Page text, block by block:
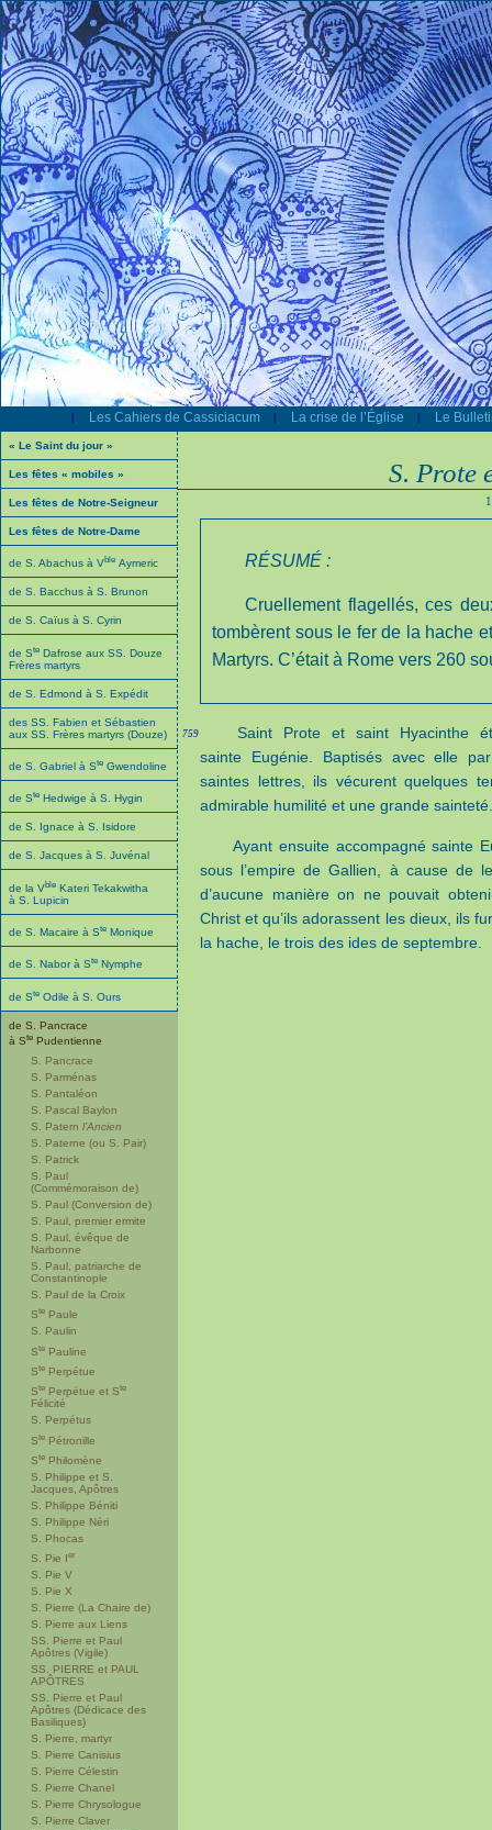
| Les Cahiers de Cassiciacum | La crise de l’Église | Le
« Le Saint du jour »
Les fêtes « mobiles »
Les fêtes de Notre-Seigneur
Les fêtes de Notre-Dame
de S. Abachus à Vble Aymeric
de S. Bacchus à S. Brunon
de S. Caïus à S. Cyrin
de Ste Dafrose aux SS. Douze
Frères martyrs
de S. Edmond à S. Expédit
des SS. Fabien et Sébastien
aux SS. Frères martyrs (Douze)
de S. Gabriel à Ste Gwendoline
de Ste Hedwige à S. Hygin
de S. Ignace à S. Isidore
de S. Jacques à S. Juvénal
de la Vble Kateri Tekakwitha
à S. Lupicin
de S. Macaire à Ste Monique
de S. Nabor à Ste Nymphe
de Ste Odile à S. Ours
de S. Pancrace
à Ste Pudentienne
S. Pancrace
S. Parménas
S. Pantaléon
S. Pascal Baylon
S. Patern l’Ancien
S. Paterne (ou S. Pair)
S. Patrick
S. Paul
(Commémoraison de)
S. Paul (Conversion de)
S. Paul, premier ermite
S. Paul, évêque de
Narbonne
S. Paul, patriarche de
Constantinople
S. Paul de la Croix
Ste Paule
S. Paulin
Ste Pauline
Ste Perpétue
Ste Perpétue et Ste
Félicité
S. Perpétus
Ste Pétronille
Ste Philomène
S. Philippe et S.
Jacques, Apôtres
S. Philippe Béniti
S. Philippe Néri
S. Phocas
S. Pie Ier
S. Pie V
S. Pie X
S. Pierre (La Chaire de)
S. Pierre aux Liens
SS. Pierre et Paul
Apôtres (Vigile)
SS. PIERRE et PAUL
APÔTRES
SS. Pierre et Paul
Apôtres (Dédicace des
Basiliques)
S. Pierre, martyr
S. Pierre Canisius
S. Pierre Célestin
S. Pierre Chanel
S. Pierre Chrysologue
S. Pierre Claver
S. Prote
RÉSUMÉ :
Cruellement flagellés, ces
tombèrent sous le fer de la hache
Martyrs. C’était à Rome vers 260
759
Saint Prote et saint Hyacinthe
sainte Eugénie. Baptisés avec elle
saintes lettres, ils vécurent quelques
admirable humilité et une grande sainteté.
Ayant ensuite accompagné sainte
sous l’empire de Gallien, à cause de
d’aucune manière on ne pouvait
Christ et qu’ils adorassent les dieux, ils
la hache, le trois des ides de septembre.